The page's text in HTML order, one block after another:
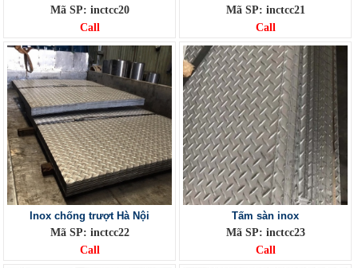
Mã SP: inctcc20
Call
Mã SP: inctcc21
Call
Inox chống trượt Hà Nội
Mã SP: inctcc22
Call
Tấm sàn inox
Mã SP: inctcc23
Call